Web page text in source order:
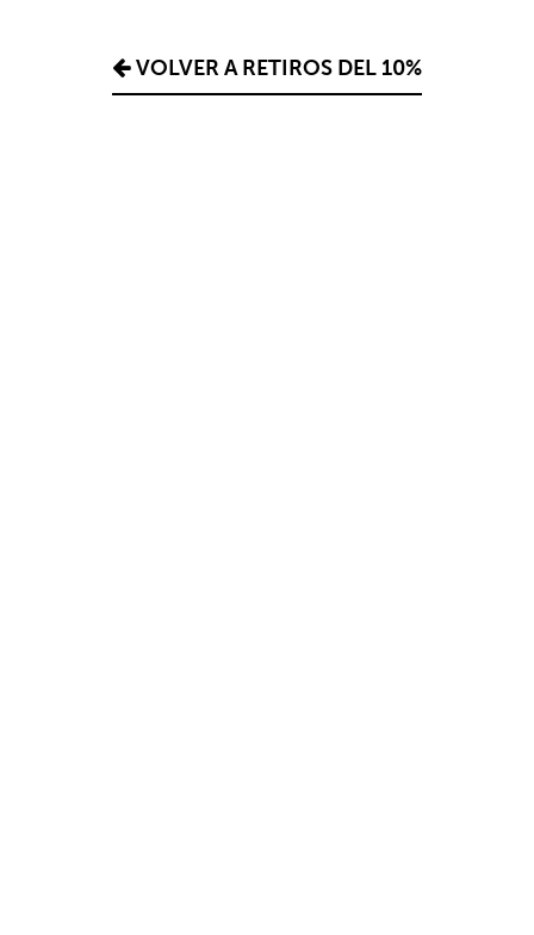
VOLVER A RETIROS DEL 10%